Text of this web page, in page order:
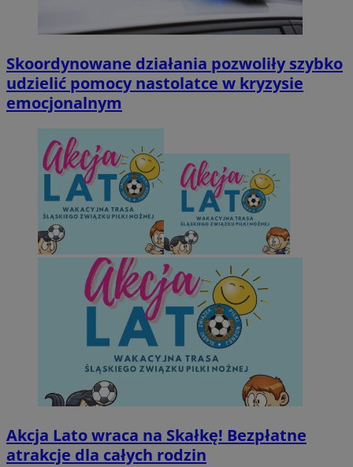
Skoordynowane działania pozwoliły szybko
udzielić pomocy nastolatce w kryzysie
emocjonalnym
Akcja Lato wraca na Skałkę! Bezpłatne
atrakcje dla całych rodzin